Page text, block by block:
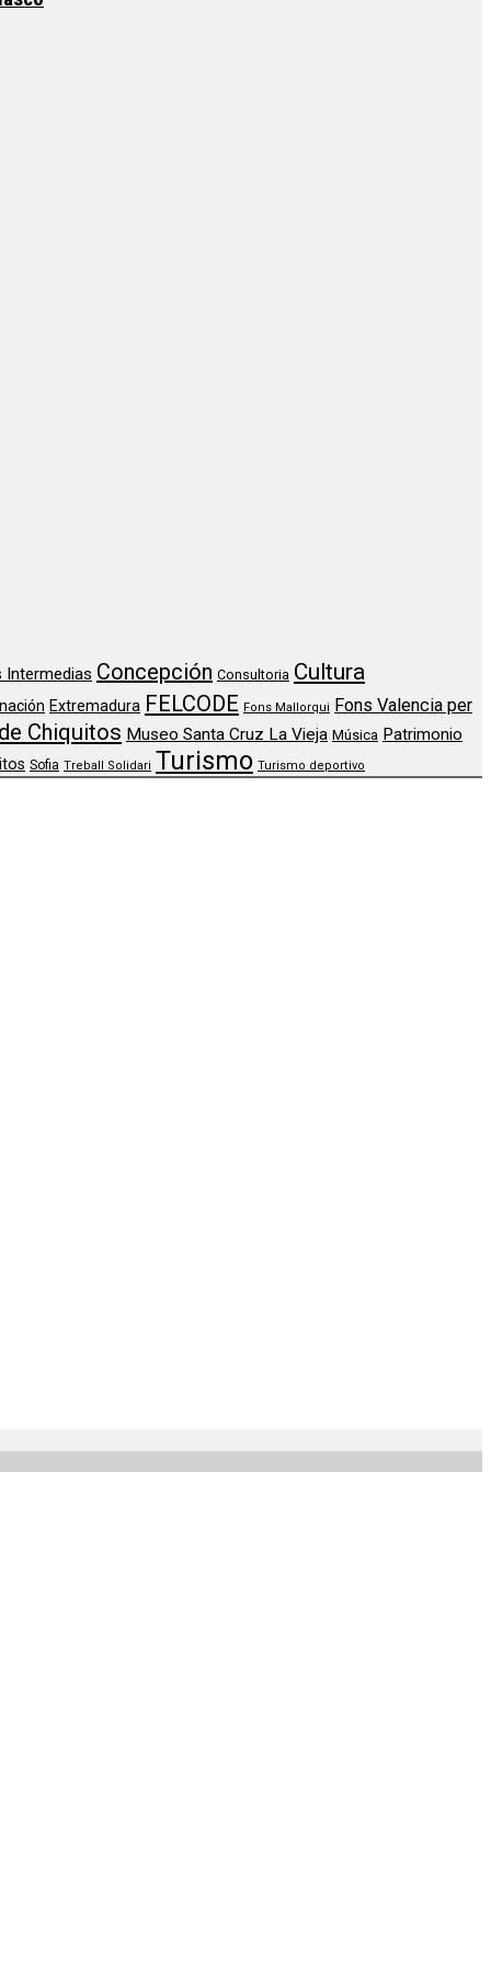
Intermedias Concepción Consultoria Cultura
Extremadura FELCODE Fons Mallorqui
Fons Valencia per
Chiquitos Museo Santa Cruz La Vieja Música Patrimonio
Sofia Treball Solidari Turismo Turismo deportivo